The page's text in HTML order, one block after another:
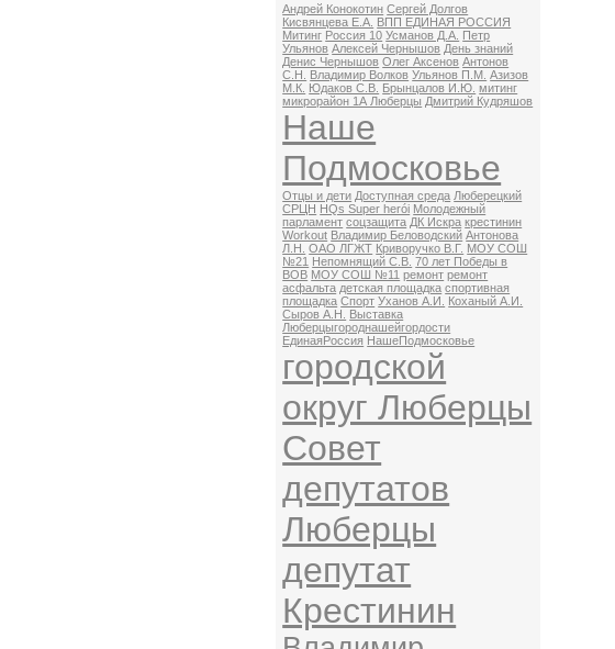
Андрей Конокотин Сергей Долгов
Кисвянцева Е.А. ВПП ЕДИНАЯ РОССИЯ
Митинг Россия 10 Усманов Д.А. Петр
Ульянов Алексей Чернышов День знаний
Денис Чернышов Олег Аксенов Антонов
С.Н.
Владимир Волков Ульянов П.М. Азизов
М.К. Юдаков С.В. Брынцалов И.Ю. митинг
микрорайон 1А Люберцы Дмитрий Кудряшов
Наше
Подмосковье
Отцы и дети Доступная среда Люберецкий
СРЦН HQs Super herói Молодежный
парламент соцзащита ДК Искра крестинин
Workout Владимир Беловодский Антонова
Л.Н.
ОАО ЛГЖТ Криворучко В.Г. МОУ СОШ
№21 Непомнящий С.В. 70 лет Победы в
ВОВ МОУ СОШ №11 ремонт ремонт
асфальта детская площадка спортивная
площадка Спорт Уханов А.И.
Коханый А.И.
Сыров А.Н.
Выставка
Люберцыгороднашейгордости
ЕдинаяРоссия НашеПодмосковье
городской
округ Люберцы
Совет
депутатов
Люберцы
депутат
Крестинин